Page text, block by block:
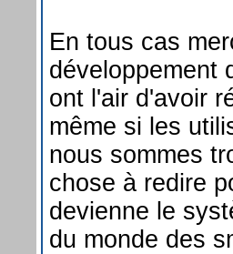
En tous cas
développement
ont l'air d'avoir
même si les
nous sommes
chose à redire
devienne le
du monde des